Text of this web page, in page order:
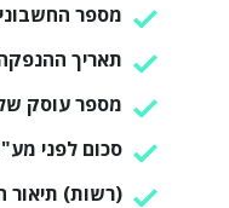
מספר
תאריך
מספר עוסק
סכום לפני
(רשות) תיאור